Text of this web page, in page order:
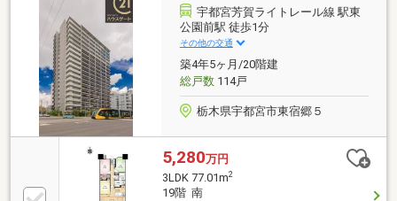
心の利便性と、リバーサイドならではの水景と煌めき
を享受。感性豊かな暮らしを満喫できる立地】
◇◆◇◆◇◆◇◆◇◆◇◆◇◆◇◆～東急リバブル
銀座センターまでお問い合わせ下さい～『スーモを見
て』とお伝えいただくとスムーズです
宇都宮芳賀ライトレール線 駅東
公園前駅 徒歩1分
その他の交通
築4年5ヶ月/20階建
総戸数114戸
栃木県宇都宮市東宿郷５
5,280万円
3LDK 77.01m2
19階 南